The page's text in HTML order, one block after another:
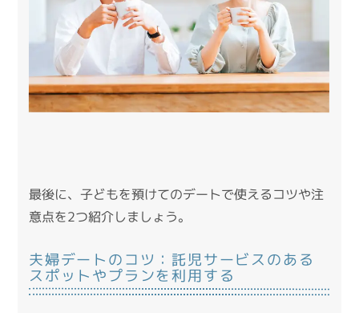
最後に、子どもを預けてのデートで使えるコツや注
意点を2つ紹介しましょう。
夫婦デートのコツ：託児サービスのある
スポットやプランを利用する